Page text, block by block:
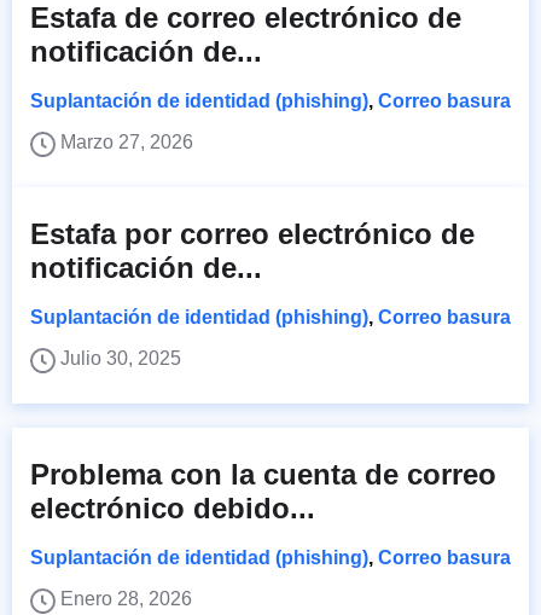
Estafa de correo electrónico de
notificación de...
Suplantación de identidad (phishing), Correo basura
Marzo 27, 2026
Estafa por correo electrónico de
notificación de...
Suplantación de identidad (phishing), Correo basura
Julio 30, 2025
Problema con la cuenta de correo
electrónico debido...
Suplantación de identidad (phishing), Correo basura
Enero 28, 2026